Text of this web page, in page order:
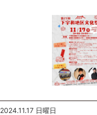
2024.11.17 日曜日